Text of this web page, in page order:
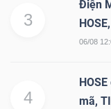
3
Điện
06/08
4
mã,
TÀI